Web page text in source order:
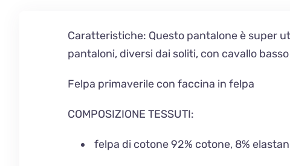
Caratteristiche: Questo pantalone è super
pantaloni, diversi dai soliti, con cavallo
Felpa primaverile con faccina in felpa
COMPOSIZIONE TESSUTI:
felpa di cotone 92% cotone, 8%